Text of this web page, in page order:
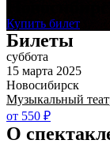
Купить билет
Билеты
суббота
15 марта 2025
Новосибирск
Музыкальный
от 550 ₽
О